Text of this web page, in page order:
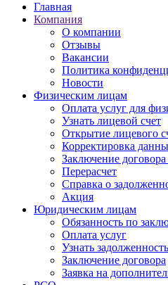
Главная
Компания
О компании
Отзывы
Вакансии
Политика
Новости
Физическим лицам
Оплата услуг для
Узнать лицевой счет
Открытие лицевого
Корректировка
Заключение
Перерасчет
Справка о
Акция
Юридическим лицам
Обязанность по
Оплата услуг
Узнать задолженность
Заключение договора
Заявка на